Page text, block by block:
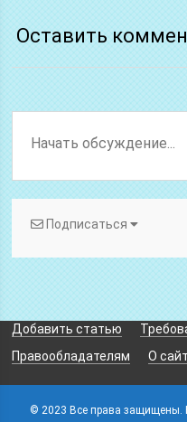
Оставить
Подписаться
Добавить статью
Правообладателям
О
© 2023 Все права защищены.